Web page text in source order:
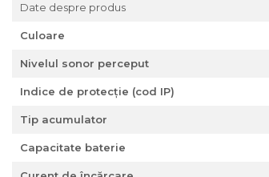
Date despre produs
Culoare
Nivelul sonor perceput
Indice de protecție (cod IP)
Tip acumulator
Capacitate baterie